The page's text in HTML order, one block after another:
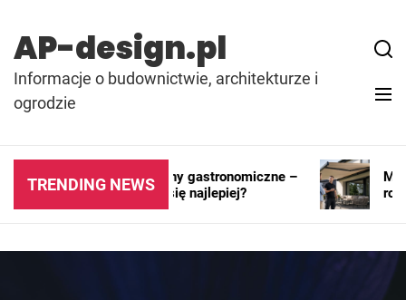
content
AP-design.pl
Informacje o budownictwie, architekturze i
ogrodzie
TRENDING NEWS
Kontenery i pawilony gastronomiczne –
gdzie sprawdzają się najlepiej?